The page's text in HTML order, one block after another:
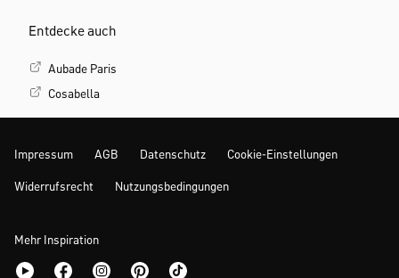
Entdecke auch
Aubade Paris
Cosabella
Impressum AGB Datenschutz Cookie-Einstellungen
Widerrufsrecht Nutzungsbedingungen
Mehr Inspiration